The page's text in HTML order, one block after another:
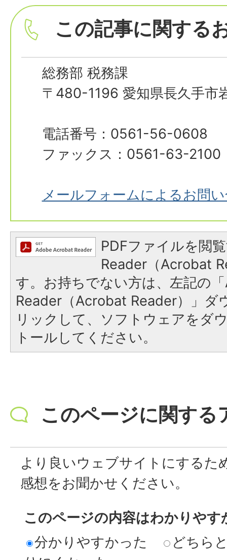
この記事に関する
総務部 税務課
〒480-1196 愛知県長久手市
電話番号：0561-56-0608
ファックス：0561-63-2100
メールフォームによるお問
PDFファイルを閲
Reader（Acrobat
す。お持ちでない方は、左記の
Reader（Acrobat Reader）」ダ
リックして、ソフトウェアをダ
トールしてください。
このページに関する
より良いウェブサイトにするた
感想をお聞かせください。
このページの内容はわかりやす
分かりやすかった
どちら